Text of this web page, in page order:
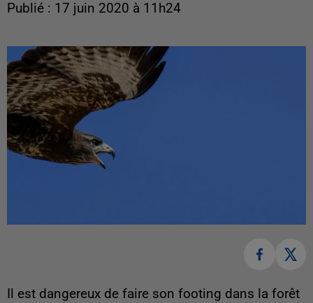
Publié : 17 juin 2020 à 11h24
Il est dangereux de faire son footing dans la forêt